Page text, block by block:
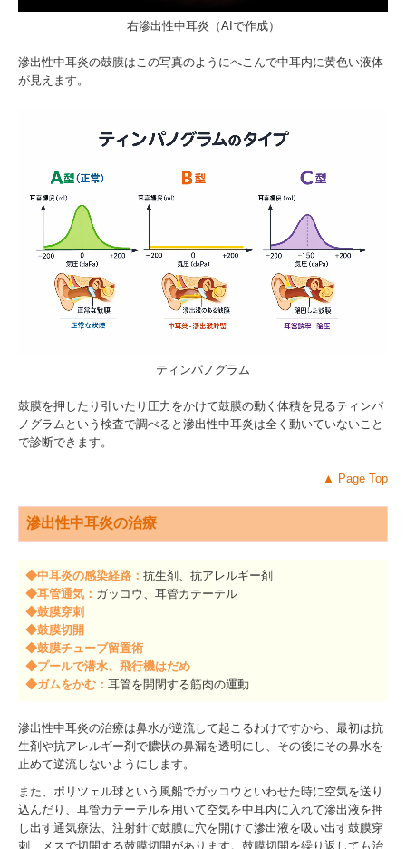
右滲出性中耳炎（AIで作成）
滲出性中耳炎の鼓膜はこの写真のようにへこんで中耳内に黄色い液体
が見えます。
ティンパノグラム
鼓膜を押したり引いたり圧力をかけて鼓膜の動く体積を見るティンパ
ノグラムという検査で調べると滲出性中耳炎は全く動いていないこと
で診断できます。
▲ Page Top
滲出性中耳炎の治療
◆中耳炎の感染経路： 抗生剤、抗アレルギー剤
◆耳管通気 ： ガッコウ、耳管カテーテル
◆鼓膜穿刺
◆鼓膜切開
◆鼓膜チューブ留置術
◆プールで潜水、飛行機はだめ
◆ガムをかむ： 耳管を開閉する筋肉の運動
滲出性中耳炎の治療は鼻水が逆流して起こるわけですから、最初は抗
生剤や抗アレルギー剤で膿状の鼻漏を透明にし、その後にその鼻水を
止めて逆流しないようにします。
また、ポリツェル球という風船でガッコウといわせた時に空気を送り
込んだり、耳管カテーテルを用いて空気を中耳内に入れて滲出液を押
し出す通気療法、注射針で鼓膜に穴を開けて滲出液を吸い出す鼓膜穿
刺、メスで切開する鼓膜切開があります。鼓膜切開を繰り返しても治